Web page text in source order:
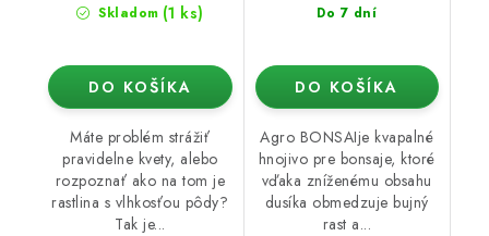
Skladom (1 ks)
DO KOŠÍKA
Máte problém strážiť
pravidelne kvety, alebo
rozpoznať ako na tom je
rastlina s vlhkosťou pôdy?
Tak je...
Do 7 dní
DO KOŠÍKA
Agro BONSAIje kvapalné
hnojivo pre bonsaje, ktoré
vďaka zníženému obsahu
dusíka obmedzuje bujný
rast a...